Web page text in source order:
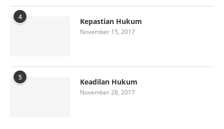
4 Kepastian Hukum
November 15, 2017
5 Keadilan Hukum
November 28, 2017